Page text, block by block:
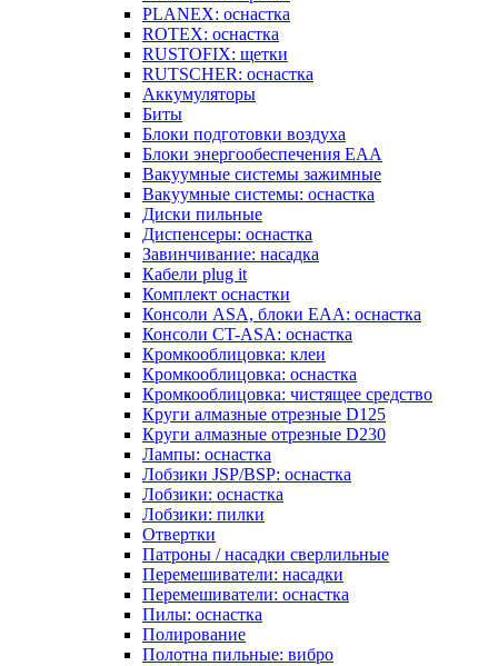
PLANEX: оснастка
ROTEX: оснастка
RUSTOFIX: щетки
RUTSCHER: оснастка
Аккумуляторы
Биты
Блоки подготовки воздуха
Блоки энергообеспечения EAA
Вакуумные системы зажимные
Вакуумные системы: оснастка
Диски пильные
Диспенсеры: оснастка
Завинчивание: насадка
Кабели plug it
Комплект оснастки
Консоли ASA, блоки EAA: оснастка
Консоли CT-ASA: оснастка
Кромкооблицовка: клеи
Кромкооблицовка: оснастка
Кромкооблицовка: чистящее средство
Круги алмазные отрезные D125
Круги алмазные отрезные D230
Лампы: оснастка
Лобзики JSP/BSP: оснастка
Лобзики: оснастка
Лобзики: пилки
Отвертки
Патроны / насадки сверлильные
Перемешиватели: насадки
Перемешиватели: оснастка
Пилы: оснастка
Полирование
Полотна пильные: вибро